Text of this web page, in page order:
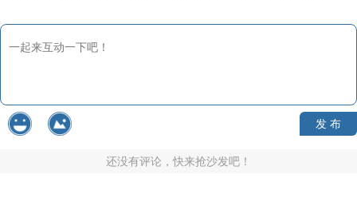
发 布
还没有评论，快来抢沙发吧！